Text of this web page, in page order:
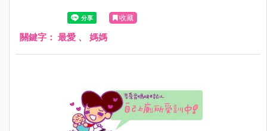
收藏
關鍵字： 最愛 、 媽媽